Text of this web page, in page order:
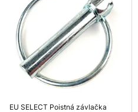
EU SELECT Poistná závlačka